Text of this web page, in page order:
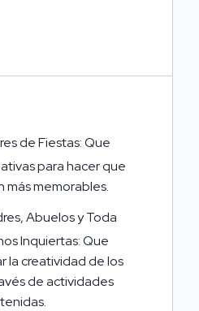
de Fiestas: Que
para hacer que
más memorables.
Abuelos y Toda
Inquiertas: Que
la creatividad de los
de actividades